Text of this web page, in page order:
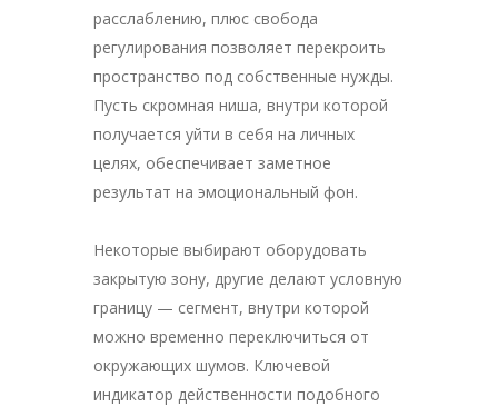
расслаблению, плюс свобода
регулирования позволяет перекроить
пространство под собственные нужды.
Пусть скромная ниша, внутри которой
получается уйти в себя на личных
целях, обеспечивает заметное
результат на эмоциональный фон.
Некоторые выбирают оборудовать
закрытую зону, другие делают условную
границу — сегмент, внутри которой
можно временно переключиться от
окружающих шумов. Ключевой
индикатор действенности подобного